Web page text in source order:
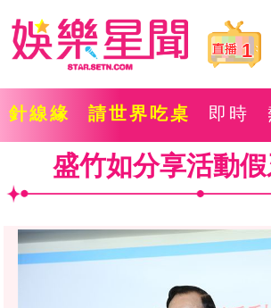
1
針線緣 請世界吃桌 即時
盛竹如分享活動